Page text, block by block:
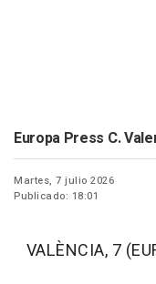
Europa Press C.
Martes, 7 julio 2026
Publicado: 18:01
VALÈNCIA, 7